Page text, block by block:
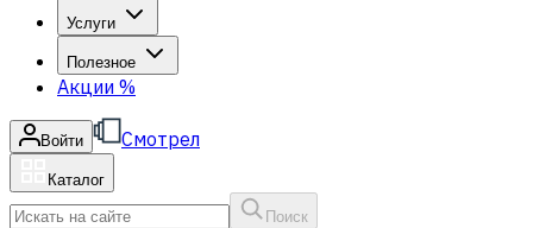
Услуги
Полезное
Акции %
Войти Смотрел
Каталог
Поиск